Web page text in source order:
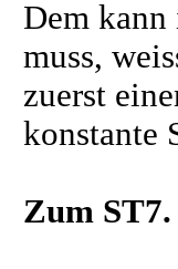
Dem
muss,
zuerst
konstante
Zum ST7.